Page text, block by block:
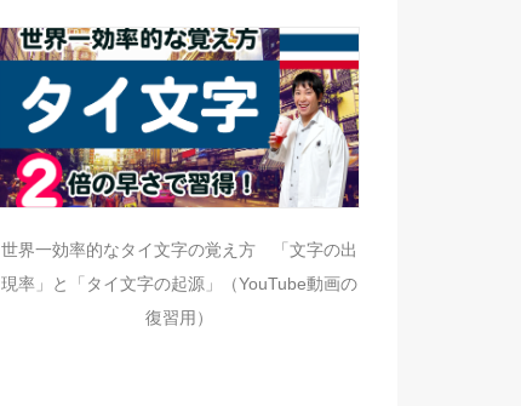
世界一効率的なタイ文字の覚え方 「文字の出
現率」と「タイ文字の起源」（YouTube動画の
復習用）